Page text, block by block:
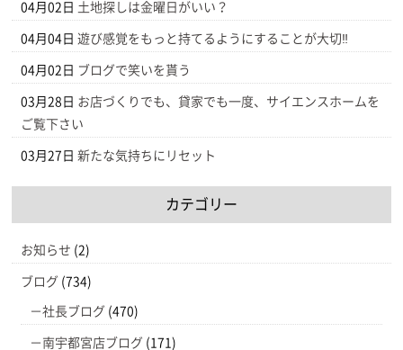
04月02日 土地探しは金曜日がいい？
04月04日 遊び感覚をもっと持てるようにすることが大切‼
04月02日 ブログで笑いを貰う
03月28日 お店づくりでも、貸家でも一度、サイエンスホームを
ご覧下さい
03月27日 新たな気持ちにリセット
カテゴリー
お知らせ (2)
ブログ (734)
社長ブログ (470)
南宇都宮店ブログ (171)